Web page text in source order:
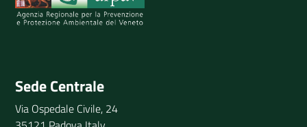
Sede Centrale
Via Ospedale Civile, 24